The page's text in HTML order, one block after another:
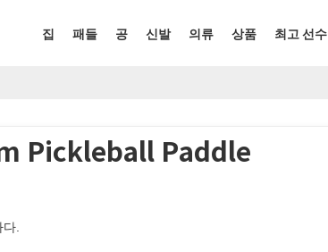
집 패들 공 신발 의류 상품 최고 선수
Pickleball Paddle
.